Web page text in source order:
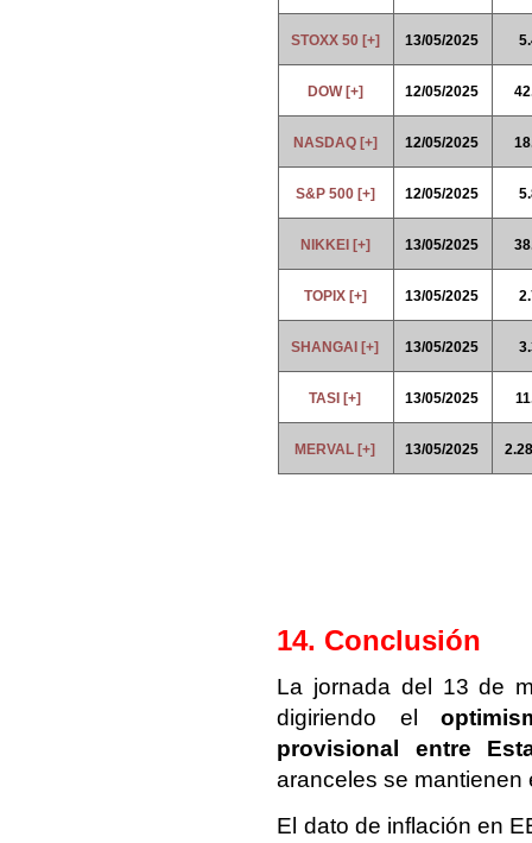
STOXX 50 [+] 13/05/2025
DOW [+] 12/05/2025
NASDAQ [+] 12/05/2025
S&P 500 [+] 12/05/2025
NIKKEI [+] 13/05/2025
TOPIX [+] 13/05/2025
SHANGAI [+] 13/05/2025
TASI [+] 13/05/2025
MERVAL [+] 13/05/2025
14. Conclusión
La jornada del 13 de
digiriendo el
provisional entre
aranceles se mantienen
El dato de inflación en